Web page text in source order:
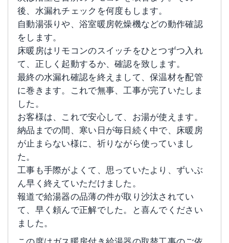
後、水漏れチェックを何度もします。
自動湯張りや、浴室暖房乾燥機などの動作確認
をします。
床暖房はリモコンのスイッチをひとつずつ入れ
て、正しく起動するか、確認を致します。
最終の水漏れ確認を終えまして、保温材を配管
に巻きます。これで無事、工事が完了いたしま
した。
お客様は、これで安心して、お湯が使えます。
納品までの間、寒い日が毎日続く中で、床暖房
が止まらない様に、祈りながら使っていまし
た。
工事も手際がよくて、思っていたより、ずいぶ
ん早く終えていただけました。
報道で給湯器の品薄の件が取り沙汰されてい
て、早く頼んで正解でした。と喜んでください
ました。